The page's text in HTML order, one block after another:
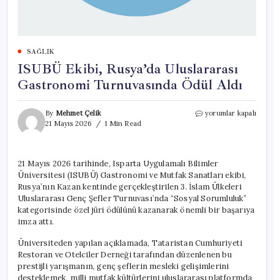
SAĞLIK
ISUBÜ Ekibi, Rusya’da Uluslararası
Gastronomi Turnuvasında Ödül Aldı
By Mehmet Çelik
21 Mayıs 2026
1 Min Read
ISUBÜ
Turnuvasında
Ödül
Aldı
için
yorumlar kapalı
21 Mayıs 2026 tarihinde, Isparta Uygulamalı Bilimler
Üniversitesi (ISUBÜ) Gastronomi ve Mutfak Sanatları ekibi,
Rusya’nın Kazan kentinde gerçekleştirilen 3. İslam Ülkeleri
Uluslararası Genç Şefler Turnuvası’nda “Sosyal Sorumluluk”
kategorisinde özel jüri ödülünü kazanarak önemli bir başarıya
imza attı.
Üniversiteden yapılan açıklamada, Tataristan Cumhuriyeti
Restoran ve Otelciler Derneği tarafından düzenlenen bu
prestijli yarışmanın, genç şeflerin mesleki gelişimlerini
desteklemek, milli mutfak kültürlerini uluslararası platformda